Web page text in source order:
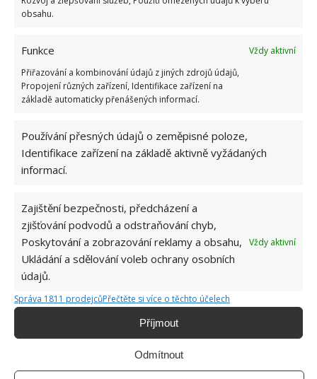
obsahu.
Funkce
Vždy aktivní
Přiřazování a kombinování údajů z jiných zdrojů údajů,
Propojení různých zařízení, Identifikace zařízení na
základě automaticky přenášených informací.
Používání přesných údajů o zeměpisné poloze,
Identifikace zařízení na základě aktivně vyžádaných
informací.
Zajištění bezpečnosti, předcházení a
zjišťování podvodů a odstraňování chyb,
Poskytování a zobrazování reklamy a obsahu,
Ukládání a sdělování voleb ochrany osobních
údajů.
Vždy aktivní
Správa 1811 prodejcůPřečtěte si více o těchto účelech
Příjmout
Odmítnout
DŮCHOD
Hana Musilová